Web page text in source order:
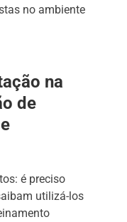
no ambiente
na
de
é preciso
utilizá-los